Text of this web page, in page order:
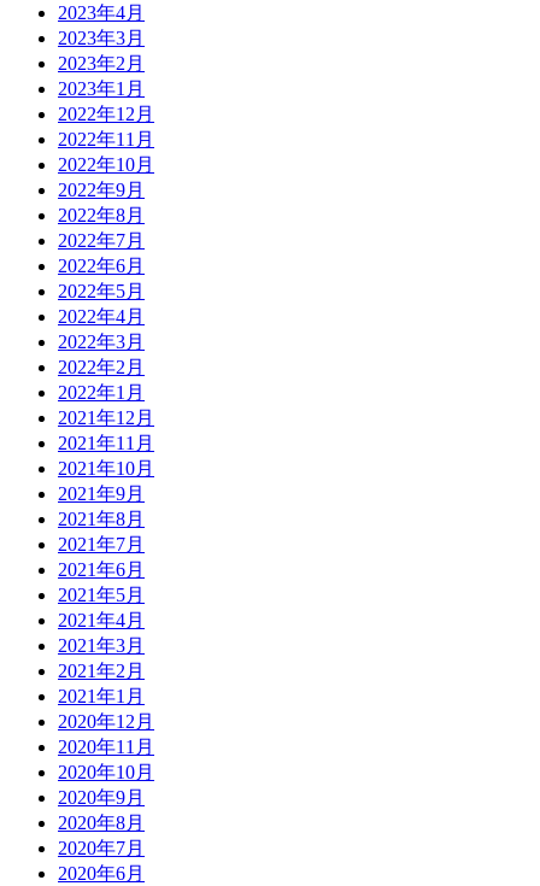
2023年4月
2023年3月
2023年2月
2023年1月
2022年12月
2022年11月
2022年10月
2022年9月
2022年8月
2022年7月
2022年6月
2022年5月
2022年4月
2022年3月
2022年2月
2022年1月
2021年12月
2021年11月
2021年10月
2021年9月
2021年8月
2021年7月
2021年6月
2021年5月
2021年4月
2021年3月
2021年2月
2021年1月
2020年12月
2020年11月
2020年10月
2020年9月
2020年8月
2020年7月
2020年6月